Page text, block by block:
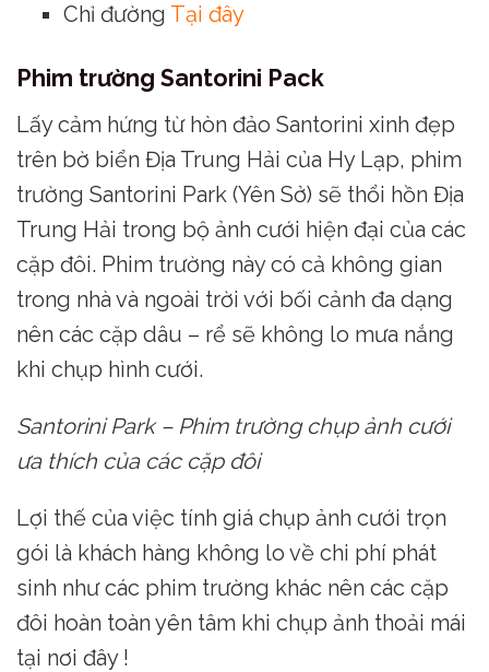
Chỉ đường Tại đây
Phim trường Santorini Pack
Lấy cảm hứng từ hòn đảo Santorini xinh đẹp
trên bờ biển Địa Trung Hải của Hy Lạp, phim
trường Santorini Park (Yên Sở) sẽ thổi hồn Địa
Trung Hải trong bộ ảnh cưới hiện đại của các
cặp đôi. Phim trường này có cả không gian
trong nhà và ngoài trời với bối cảnh đa dạng
nên các cặp dâu – rể sẽ không lo mưa nắng
khi chụp hình cưới.
Santorini Park – Phim trường chụp ảnh cưới
ưa thích của các cặp đôi
Lợi thế của việc tính giá chụp ảnh cưới trọn
gói là khách hàng không lo về chi phí phát
sinh như các phim trường khác nên các cặp
đôi hoàn toàn yên tâm khi chụp ảnh thoải mái
tại nơi đây !